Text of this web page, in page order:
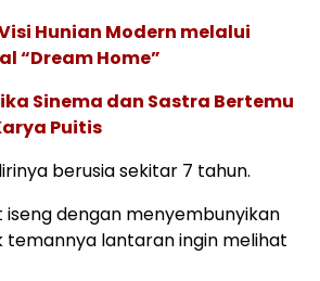
Hunian Modern melalui
“Dream Home”
Sinema dan Sastra Bertemu
Puitis
berusia sekitar 7 tahun.
iseng dengan menyembunyikan
temannya lantaran ingin melihat